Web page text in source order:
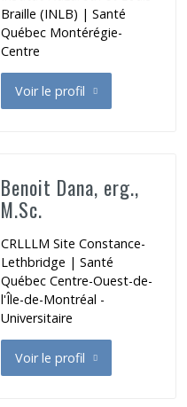
Braille (INLB) | Santé
Québec Montérégie-
Centre
Voir le profil
de Bégin Geneviève
Benoit Dana, erg.,
M.Sc.
CRLLLM Site Constance-
Lethbridge | Santé
Québec Centre-Ouest-de-
l'Île-de-Montréal -
Universitaire
Voir le profil
de Benoit Dana